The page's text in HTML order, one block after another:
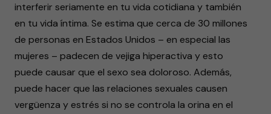
interferir seriamente en tu vida cotidiana y también
en tu vida íntima. Se estima que cerca de 30 millones
de personas en Estados Unidos – en especial las
mujeres – padecen de vejiga hiperactiva y esto
puede causar que el sexo sea doloroso. Además,
puede hacer que las relaciones sexuales causen
vergüenza y estrés si no se controla la orina en el